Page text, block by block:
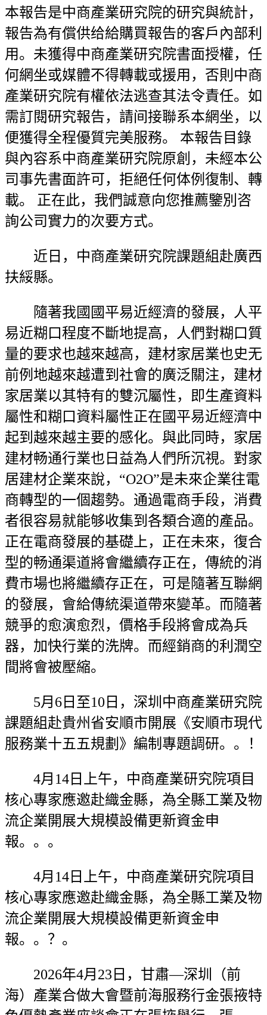
本報告是中商產業研究院的研究與統計，
報告為有償供给給購買報告的客戶內部利
用。未獲得中商產業研究院書面授權，任
何網坐或媒體不得轉載或援用，否則中商
產業研究院有權依法逃查其法令責任。如
需訂閱研究報告，請间接聯系本網坐，以
便獲得全程優質完美服務。 本報告目錄
與內容系中商產業研究院原創，未經本公
司事先書面許可，拒絕任何体例復制、轉
載。 正在此，我們誠意向您推薦鑒別咨
詢公司實力的次要方式。
近日，中商產業研究院課題組赴廣西
扶綏縣。
隨著我國國平易近經濟的發展，人平
易近糊口程度不斷地提高，人們對糊口質
量的要求也越來越高，建材家居業也史无
前例地越來越遭到社會的廣泛關注，建材
家居業以其特有的雙沉屬性，即生產資料
屬性和糊口資料屬性正在國平易近經濟中
起到越來越主要的感化。與此同時，家居
建材畅通行業也日益為人們所沉視。對家
居建材企業來說，“O2O”是未來企業往電
商轉型的一個趨勢。通過電商手段，消費
者很容易就能够收集到各類合適的產品。
正在電商發展的基礎上，正在未來，復合
型的畅通渠道將會繼續存正在，傳統的消
費市場也將繼續存正在，可是隨著互聯網
的發展，會給傳統渠道帶來變革。而隨著
競爭的愈演愈烈，價格手段將會成為兵
器，加快行業的洗牌。而經銷商的利潤空
間將會被壓縮。
5月6日至10日，深圳中商產業研究院
課題組赴貴州省安順市開展《安順市現代
服務業十五五規劃》編制專題調研。。！
4月14日上午，中商產業研究院項目
核心專家應邀赴織金縣，為全縣工業及物
流企業開展大規模設備更新資金申
報。。。
4月14日上午，中商產業研究院項目
核心專家應邀赴織金縣，為全縣工業及物
流企業開展大規模設備更新資金申
報。。？。
2026年4月23日，甘肅—深圳（前
海）產業合做大會暨前海服務行金張掖特